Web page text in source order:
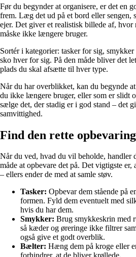
Før du begynder at organisere, er det en
frem. Læg det ud på et bord eller sengen,
ejer. Det giver et realistisk billede af, hvor
måske ikke længere bruger.
Sortér i kategorier: tasker for sig,
sko hver for sig. På den måde bliver det
plads du skal afsætte til hver type.
Når du har overblikket, kan du begynde
du ikke længere bruger, eller som er slidt
sælge det, der stadig er i god stand – det
samvittighed.
Find den rette opbevaring
Når du ved, hvad du vil beholde, handler
måde at opbevare det på. Det vigtigste er,
– ellers ender de med at samle støv.
Tasker: Opbevar dem stående på
formen. Fyld dem eventuelt med
hvis du har dem.
Smykker: Brug smykkeskrin med
så kæder og øreringe ikke filtrer
også give et godt overblik.
Bælter: Hæng dem på kroge eller